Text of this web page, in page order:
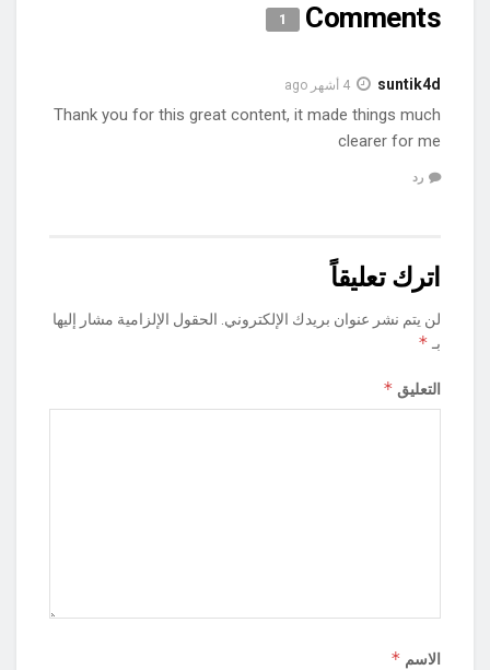
Comments
1
suntik4d 4 أشهر ago
Thank you for this great content, it made things much
clearer for me
رد
اترك تعليقاً
لن يتم نشر عنوان بريدك الإلكتروني. الحقول الإلزامية مشار إليها
بـ *
التعليق *
الاسم *